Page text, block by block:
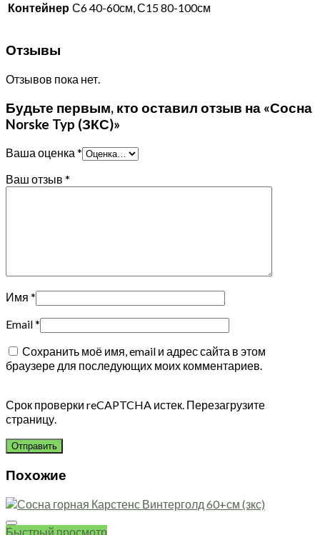
Контейнер С6 40-60см, С15 80-100см
Отзывы
Отзывов пока нет.
Будьте первым, кто оставил отзыв на «Сосна
Norske Typ (ЗКС)»
Ваша оценка *
Ваш отзыв *
Имя *
Email*
Сохранить моё имя, email и адрес сайта в этом
браузере для последующих моих комментариев.
Срок проверки reCAPTCHA истек. Перезагрузите
страницу.
Похожие
Быстрый просмотр